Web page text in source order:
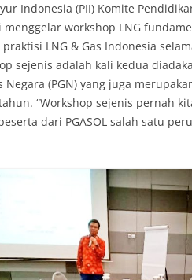
Indonesia (PII) Komite
menggelar workshop LNG
LNG & Gas Indonesia
sejenis adalah kali kedua
Negara (PGN) yang juga
“Workshop sejenis pernah
dari PGASOL salah satu